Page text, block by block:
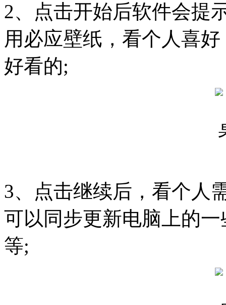
2、点击开始后软件会提
用必应壁纸，看个人喜
好看的;
3、点击继续后，看个人
可以同步更新电脑上的
等;